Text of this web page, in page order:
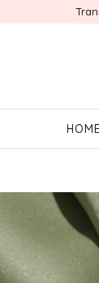
HOME